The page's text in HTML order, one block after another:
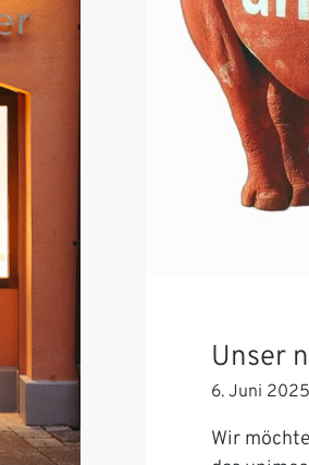
Unser
6. Juni 2025
Wir